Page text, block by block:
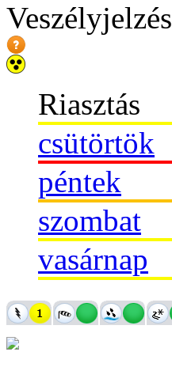
Veszélyjelzés
Riasztás
csütörtök
péntek
szombat
vasárnap